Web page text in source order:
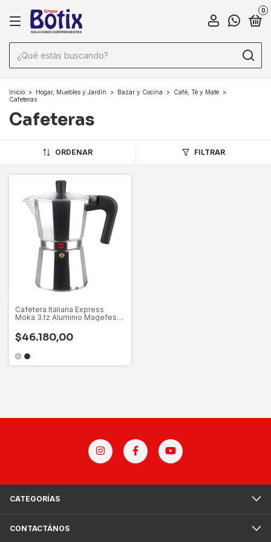
0
Inicio > Hogar, Muebles y Jardín > Bazar y Cocina > Café, Té y Mate >
Cafeteras
Cafeteras
ORDENAR FILTRAR
Cafetera Italiana Express
Moka 3.tz Aluminio Magefesa
$46.180,00
CATEGORÍAS
CONTACTÁNOS